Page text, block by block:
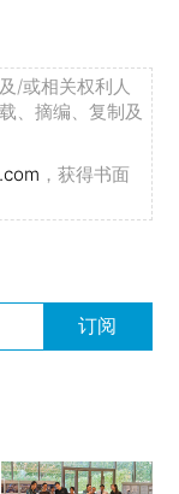
/或相关权利人
、摘编、复制及
，获得书面
订阅